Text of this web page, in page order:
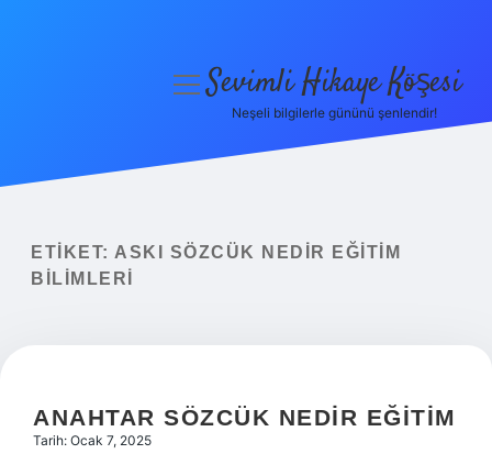
Yasal Uyarı
menüyüSevimli Hikaye Köşesi
Neşeli bilgilerle gününü şenlendir!
ETIKET: ASKI SÖZCÜK NEDIR EĞITIM
BILIMLERI
ANAHTAR SÖZCÜK NEDIR EĞITIM
Tarih: Ocak 7, 2025